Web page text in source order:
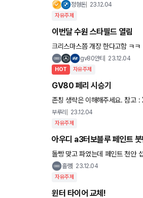
정형돈 23.12.04
자유주제
이번달 수원 스타필드 열림
크리스마스쯤 개장 한다고함 ㅋㅋ
gv80안티 23.12.04
HOT 자유주제
GV80 페리 시승기
존칭 생략은 이해해주세요. 참고 : X5 40i 22년형 GLE 350e 쿱 21년형 소유했었음 시승차는 26km 주행한 거의 신차 2.5, AWD, 2
부루리 23.12.04
자유주제
아우디 a3터보블루 페인트
돌빵 맞고 파였는데 페인트 천안 섭센에 v5c 페인트가 희귀 컬러라 없다네요... 인터넷에 아무리 찾아봐도 파는곳이
없구요.... 혹시 이 컬러 페인트 붓
홀랭 23.12.04
자유주제
윈터 타이어 교체!